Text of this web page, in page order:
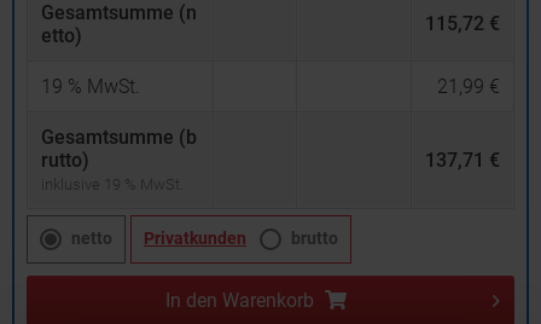
Gesamtsumme (n
etto)
115,72 €
19 % MwSt. 21,99 €
Gesamtsumme (b
rutto)
inklusive 19 % MwSt.
137,71 €
netto Privatkunden brutto
In den Warenkorb